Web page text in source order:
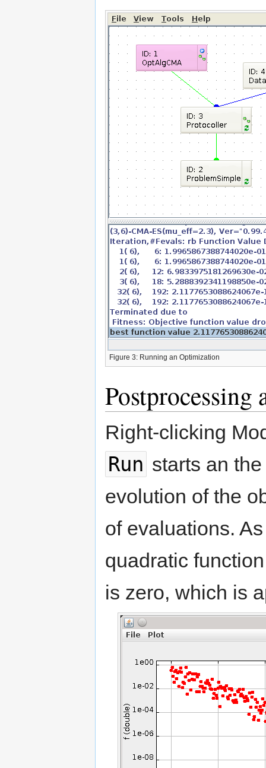
Figure 3: Running an Optimization
Right-clicking
Run starts an
evolution of the
of evaluations.
quadratic
is zero, which is